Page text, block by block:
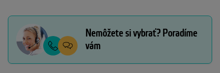
Nemôžete si vybrať? Poradíme
vám